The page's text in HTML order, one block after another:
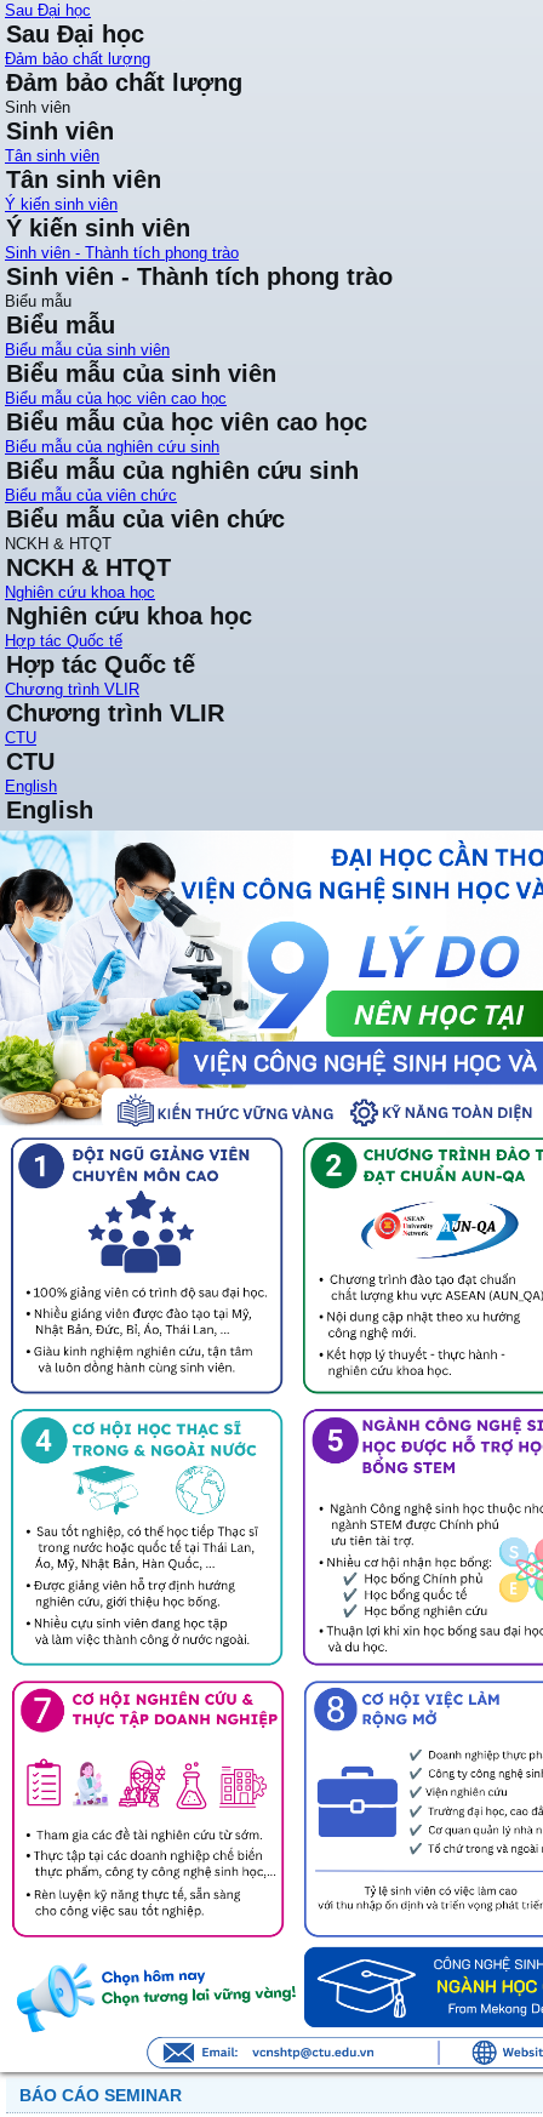
Sau Đại học
Sau Đại học
Đảm bảo chất lượng
Đảm bảo chất lượng
Sinh viên
Sinh viên
Tân sinh viên
Tân sinh viên
Ý kiến sinh viên
Ý kiến sinh viên
Sinh viên - Thành tích phong trào
Sinh viên - Thành tích phong trào
Biểu mẫu
Biểu mẫu
Biểu mẫu của sinh viên
Biểu mẫu của sinh viên
Biểu mẫu của học viên cao học
Biểu mẫu của học viên cao học
Biểu mẫu của nghiên cứu sinh
Biểu mẫu của nghiên cứu sinh
Biểu mẫu của viên chức
Biểu mẫu của viên chức
NCKH & HTQT
NCKH & HTQT
Nghiên cứu khoa học
Nghiên cứu khoa học
Hợp tác Quốc tế
Hợp tác Quốc tế
Chương trình VLIR
Chương trình VLIR
CTU
CTU
English
English